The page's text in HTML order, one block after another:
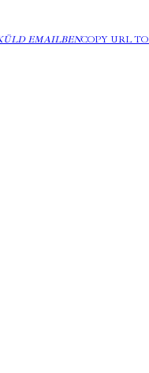
EMAILBENCOPY URL